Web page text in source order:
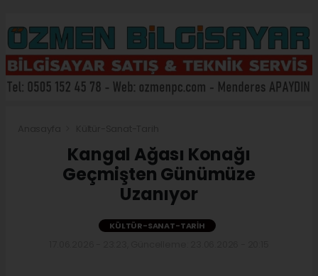
Kangal Ağası Konağı
Geçmişten Günümüze
Uzanıyor
KÜLTÜR-SANAT-TARIH